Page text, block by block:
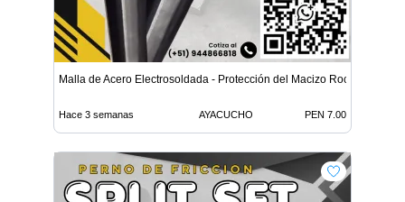
Malla de Acero Electrosoldada - Protección del Macizo Rocoso
Hace 3 semanas AYACUCHO PEN 7.00